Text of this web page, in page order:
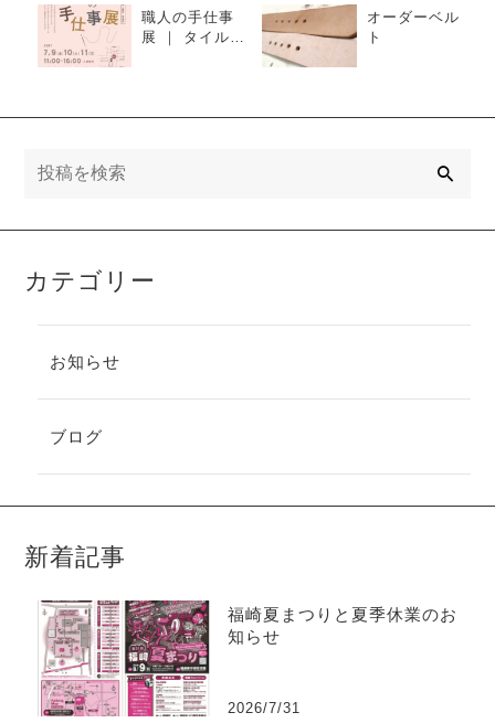
職人の手仕事
展 ｜ タイル貼
オーダーベル
ト
カテゴリー
お知らせ
ブログ
新着記事
福崎夏まつりと夏季休業のお
知らせ
2026/7/31